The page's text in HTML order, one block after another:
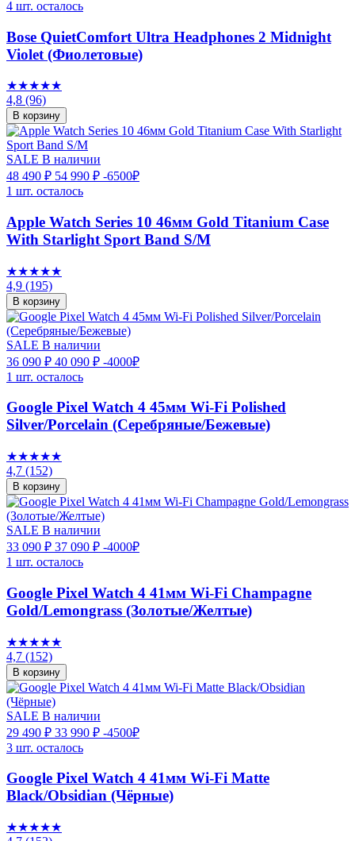
4 шт. осталось
Bose QuietComfort Ultra Headphones 2 Midnight
Violet (Фиолетовые)
★★★★★
4,8 (96)
В корзину
SALE В наличии
48 490 ₽ 54 990 ₽ -6500₽
1 шт. осталось
Apple Watch Series 10 46мм Gold Titanium Case
With Starlight Sport Band S/M
★★★★★
4,9 (195)
В корзину
SALE В наличии
36 090 ₽ 40 090 ₽ -4000₽
1 шт. осталось
Google Pixel Watch 4 45мм Wi-Fi Polished
Silver/Porcelain (Серебряные/Бежевые)
★★★★★
4,7 (152)
В корзину
SALE В наличии
33 090 ₽ 37 090 ₽ -4000₽
1 шт. осталось
Google Pixel Watch 4 41мм Wi-Fi Champagne
Gold/Lemongrass (Золотые/Желтые)
★★★★★
4,7 (152)
В корзину
SALE В наличии
29 490 ₽ 33 990 ₽ -4500₽
3 шт. осталось
Google Pixel Watch 4 41мм Wi-Fi Matte
Black/Obsidian (Чёрные)
★★★★★